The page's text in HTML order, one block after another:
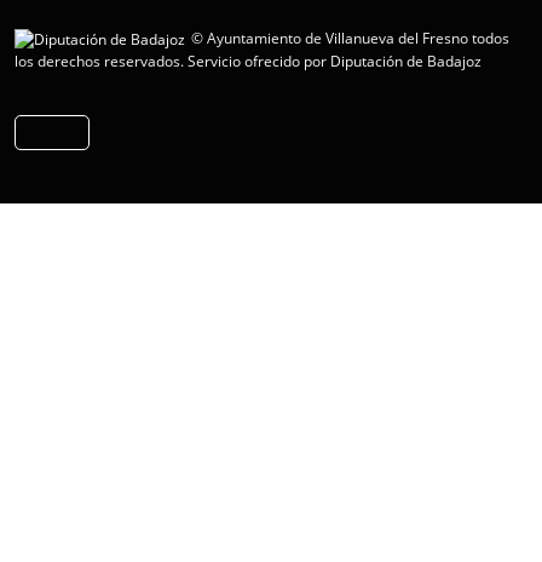
© Ayuntamiento de Villanueva del Fresno todos
los derechos reservados.Servicio ofrecido por Diputación de Badajoz